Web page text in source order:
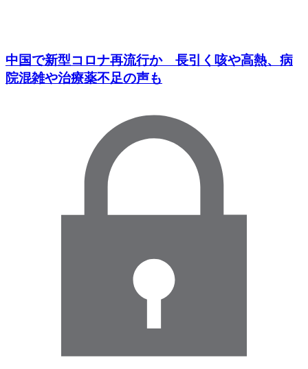
中国で新型コロナ再流行か 長引く咳や高熱、病
院混雑や治療薬不足の声も